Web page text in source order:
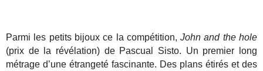
Parmi les petits bijoux ce la compétition,John and the hole
(prix de la révélation) de Pascual Sisto. Un premier long
métrage d’une étrangeté fascinante. Des plans étirés et des